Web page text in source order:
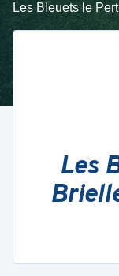
Les Bleuets le
Les